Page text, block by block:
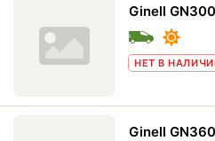
Ginell GN300
НЕТ В
Ginell GN360